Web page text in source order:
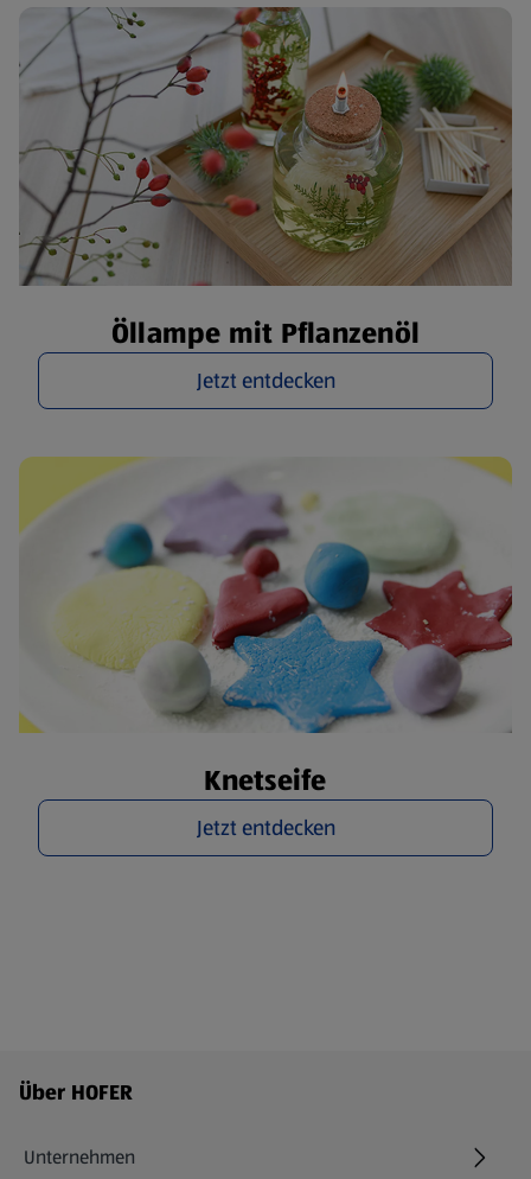
Öllampe mit Pflanzenöl
Jetzt entdecken
Knetseife
Jetzt entdecken
Fußzeilenmenü - weitere Links
Über HOFER
Unternehmen